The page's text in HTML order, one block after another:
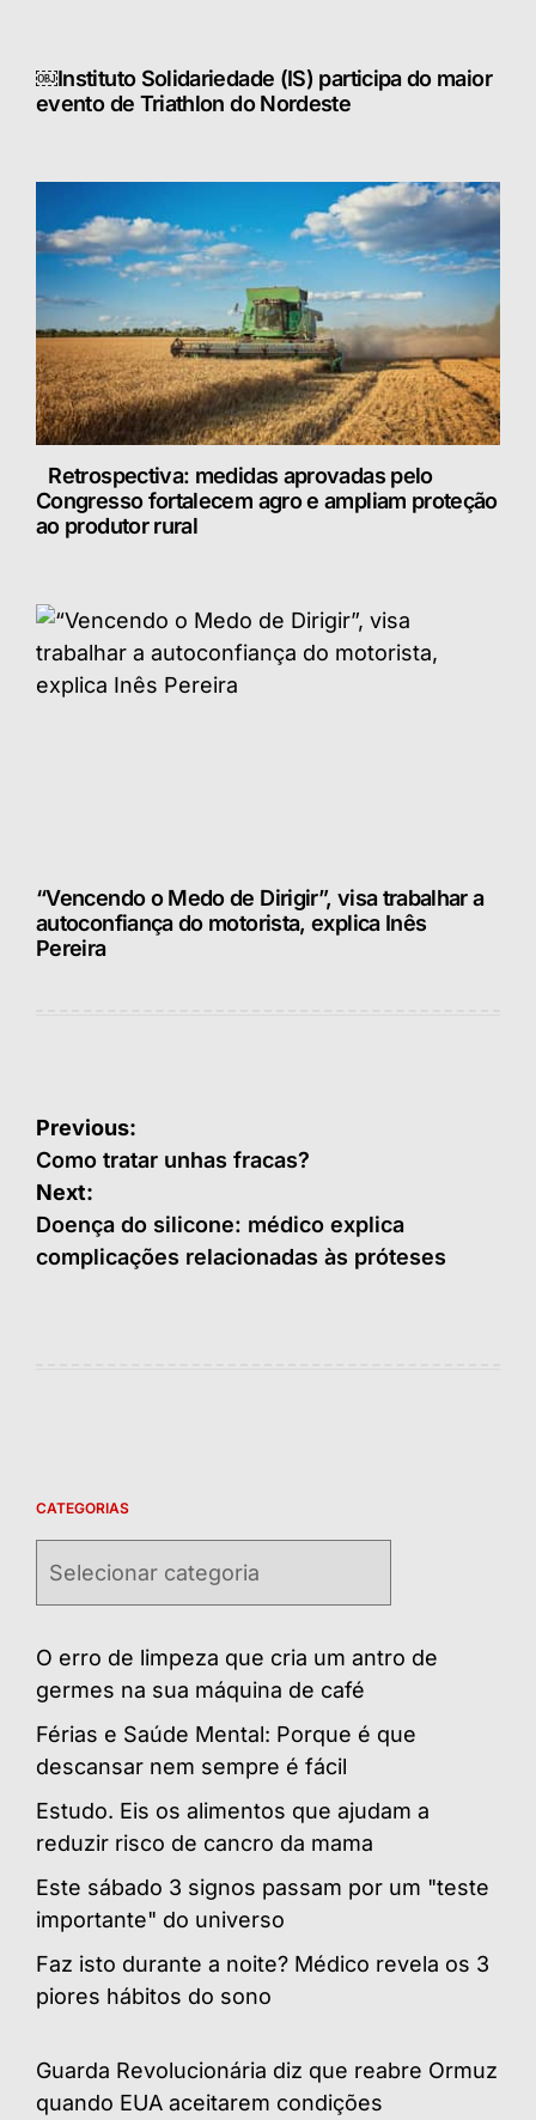
￼Instituto Solidariedade (IS) participa do maior
evento de Triathlon do Nordeste
Retrospectiva: medidas aprovadas pelo
Congresso fortalecem agro e ampliam proteção
ao produtor rural
“Vencendo o Medo de Dirigir”, visa trabalhar a
autoconfiança do motorista, explica Inês
Pereira
Navegação
de
Post
Previous:
Como tratar unhas fracas?
Next:
Doença do silicone: médico explica
complicações relacionadas às próteses
CATEGORIAS
O erro de limpeza que cria um antro de
germes na sua máquina de café
Férias e Saúde Mental: Porque é que
descansar nem sempre é fácil
Estudo. Eis os alimentos que ajudam a
reduzir risco de cancro da mama
Este sábado 3 signos passam por um "teste
importante" do universo
Faz isto durante a noite? Médico revela os 3
piores hábitos do sono
Guarda Revolucionária diz que reabre Ormuz
quando EUA aceitarem condições